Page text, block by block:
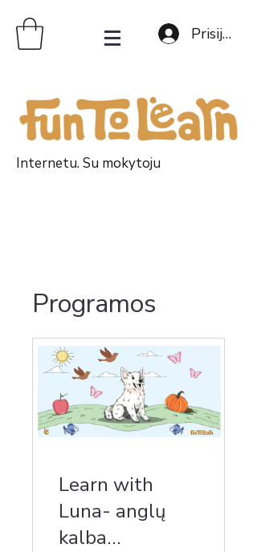
Prisijungti
Internetu. Su mokytoju
Programos
Learn with
Luna- anglų
kalba